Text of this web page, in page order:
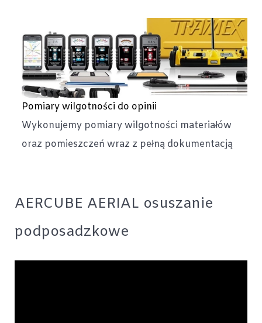
Pomiary wilgotności do opinii
Wykonujemy pomiary wilgotności materiałów
oraz pomieszczeń wraz z pełną dokumentacją
AERCUBE AERIAL osuszanie
podposadzkowe